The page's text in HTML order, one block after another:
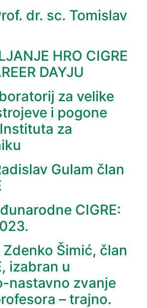
dr. sc. Tomislav
HRO CIGRE
DAYJU
za velike
i pogone
za
Gulam član
CIGRE:
Zdenko Šimić, član
izabran u
nastavno zvanje
– trajno.